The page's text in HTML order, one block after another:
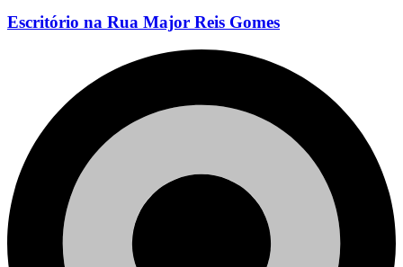
Escritório na Rua Major Reis Gomes